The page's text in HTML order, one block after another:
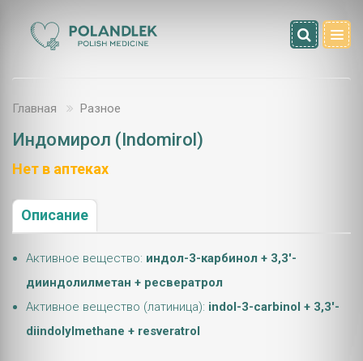
Главная Разноe
Индомирол (Indomirol)
Нет в аптеках
Описание
Активное вещество: индол-3-карбинол + 3,3'-
дииндолилметан + ресвератрол
Активное вещество (латиница): indol-3-carbinol + 3,3'-
diindolylmethane + resveratrol